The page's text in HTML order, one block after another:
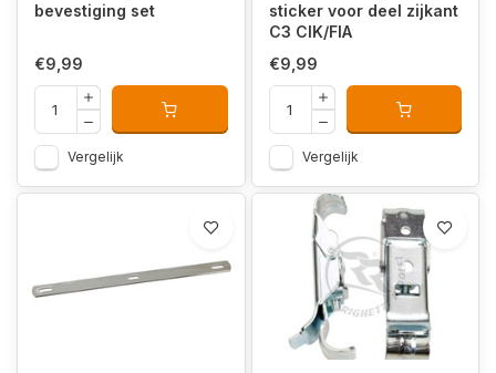
bevestiging set
€9,99
Vergelijk
sticker voor deel zijkant
C3 CIK/FIA
€9,99
Vergelijk